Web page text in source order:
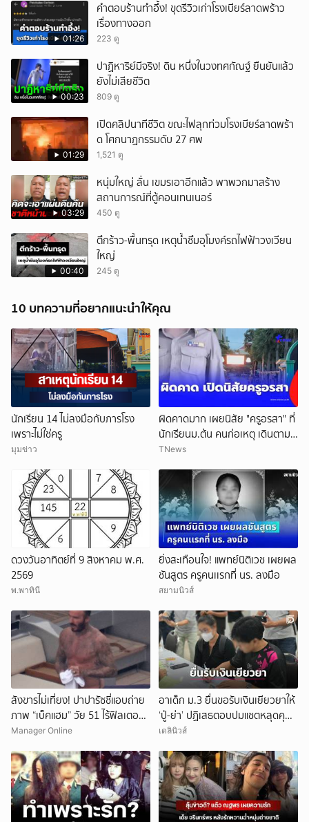
01:26
คำตอบร้านทำอึ้ง! ขุดรีวิวเก่าโรงเบียร์ลาดพร้าว
เรื่องทางออก
223 ดู
00:23
ปาฏิหาริย์มีจริง! ดิน หนึ่งในวงทศกัณฐ์ ยืนยันแล้ว
ยังไม่เสียชีวิต
809 ดู
01:29
เปิดคลิปนาทีชีวิต ขณะไฟลุกท่วมโรงเบียร์ลาดพร้า
ด โศกนาฏกรรมดับ 27 ศพ
1,521 ดู
03:29
หนุ่มใหญ่ ลั่น เขมรเอาอีกแล้ว พาพวกมาสร้าง
สถานการณ์ที่ตู้คอนเทนเนอร์
450 ดู
00:40
ตึกร้าว-พื้นทรุด เหตุน้ำซึมอุโมงค์รถไฟฟ้าวงเวียน
ใหญ่
245 ดู
10 บทความที่อยากแนะนำให้คุณ
นักเรียน 14 ไม่ลงมือกับภารโรง
เพราะไม่ใช่ครู
มุมข่าว
ผิดคาดมาก เผยนิสัย "ครูอรสา" ที่
นักเรียนม.ต้น คนก่อเหตุ เดินตาม
หา
TNews
ดวงวันอาทิตย์ที่ 9 สิงหาคม พ.ศ.
2569
พ.พาทินี
ยิ่งสะเทือนใจ! แพทย์นิติเวช เผยผล
ชันสูตร ครูคนเเรกที่ นร. ลงมือ
สยามนิวส์
สังขารไม่เที่ยง! ปาปารัซซี่แอบถ่าย
ภาพ “เบ็คแฮม” วัย 51 ไร้ฟิลเตอร์
เผยให้เห็นผมบาง-ศีรษะล้าน
Manager Online
อาเด็ก ม.3 ยื่นขอรับเงินเยียวยาให้
‘ปู่-ย่า’ ปฏิเสธตอบปมแชตหลุดคุย
แม่ ‘ถูกกลั่นแกล้ง’
เดลินิวส์